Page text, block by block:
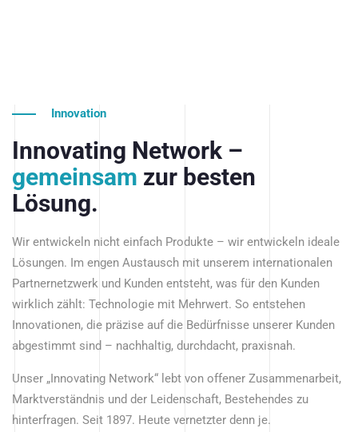
Innovation
Innovating Network –
gemeinsam zur besten
Lösung.
Wir entwickeln nicht einfach Produkte – wir entwickeln ideale
Lösungen. Im engen Austausch mit unserem internationalen
Partnernetzwerk und Kunden entsteht, was für den Kunden
wirklich zählt: Technologie mit Mehrwert. So entstehen
Innovationen, die präzise auf die Bedürfnisse unserer Kunden
abgestimmt sind – nachhaltig, durchdacht, praxisnah.
Unser „Innovating Network“ lebt von offener Zusammenarbeit,
Marktverständnis und der Leidenschaft, Bestehendes zu
hinterfragen. Seit 1897. Heute vernetzter denn je.